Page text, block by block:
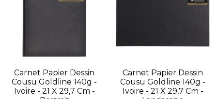
Carnet Papier Dessin
Cousu Goldline 140g -
Ivoire - 21 X 29,7 Cm -
Carnet Papier Dessin
Cousu Goldline 140g -
Ivoire - 21 X 29,7 Cm -